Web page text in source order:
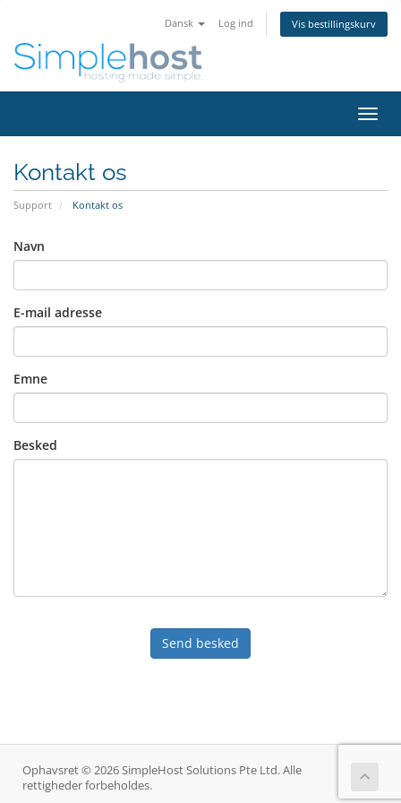
Dansk Log ind Vis bestillingskurv
Skift
Kontakt os
Support Kontakt os
Navn
E-mail adresse
Emne
Besked
Send besked
Ophavsret © 2026 SimpleHost Solutions Pte Ltd. Alle
rettigheder forbeholdes.